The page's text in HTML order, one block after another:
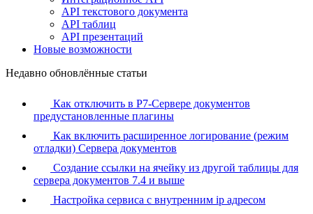
API текстового документа
API таблиц
API презентаций
Новые возможности
Недавно обновлённые статьи
Как отключить в Р7-Сервере документов
предустановленные плагины
Как включить расширенное логирование (режим
отладки) Сервера документов
Создание ссылки на ячейку из другой таблицы для
сервера документов 7.4 и выше
Настройка сервиса с внутренним ip адресом